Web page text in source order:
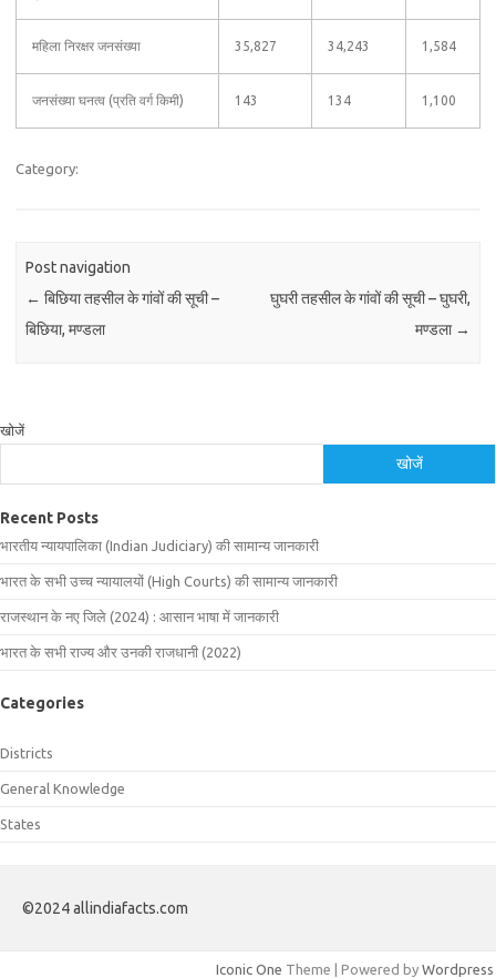
महिला निरक्षर जनसंख्या 35,827 34,243 1,584
जनसंख्या घनत्व (प्रति वर्ग किमी) 143 134 1,100
Category:
Post navigation
← बिछिया तहसील के गांवों की सूची –
बिछिया, मण्डला
घुघरी तहसील के गांवों की सूची – घुघरी,
मण्डला →
खोजें
खोजें
Recent Posts
भारतीय न्यायपालिका (Indian Judiciary) की सामान्य जानकारी
भारत के सभी उच्च न्यायालयों (High Courts) की सामान्य जानकारी
राजस्थान के नए जिले (2024) : आसान भाषा में जानकारी
भारत के सभी राज्य और उनकी राजधानी (2022)
Categories
Districts
General Knowledge
States
©2024 allindiafacts.com
Iconic One Theme | Powered by Wordpress